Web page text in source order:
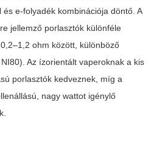
e-folyadék kombinációja döntő. A
jellemző porlasztók különféle
ohm között, különböző
Az ízorientált vaperoknak a kis
porlasztók kedveznek, míg a
nagy wattot igénylő